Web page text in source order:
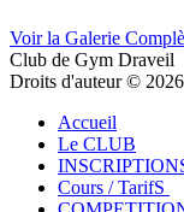
Voir la Galerie
Club de Gym Draveil
Droits d'auteur ©
Accueil
Le CLUB
Cours / TarifS